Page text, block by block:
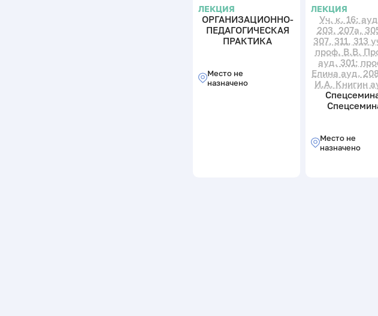
ЛЕКЦИЯ
ОРГАНИЗАЦИОННО-
ПЕДАГОГИЧЕСКАЯ
ПРАКТИКА
Место не
назначено
ЛЕКЦИЯ
Уч. к. 16:
203, 207а,
307, 311, 313
проф. В.В.
ауд. 301;
Елина ауд.
И.А. Книгин
Место не
назначено